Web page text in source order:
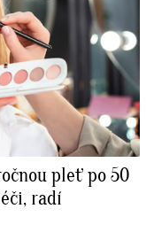
pleť po 50
radí